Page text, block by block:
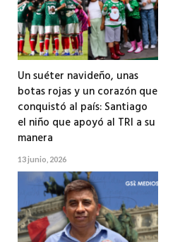
Un suéter navideño, unas
botas rojas y un corazón que
conquistó al país: Santiago
el niño que apoyó al TRI a su
manera
13 junio, 2026